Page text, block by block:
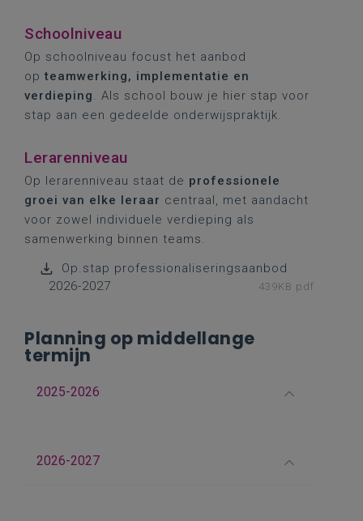
Schoolniveau
Op schoolniveau focust het aanbod
opteamwerking, implementatie en
verdieping. Als school bouw je hier stap voor
stap aan een gedeelde onderwijspraktijk.
Lerarenniveau
Op lerarenniveau staat de professionele
groei van elke leraar centraal, met aandacht
voor zowel individuele verdieping als
samenwerking binnen teams.
Op.stap professionaliseringsaanbod
2026-2027
439KB pdf
Planning op middellange
termijn
2025-2026
2026-2027